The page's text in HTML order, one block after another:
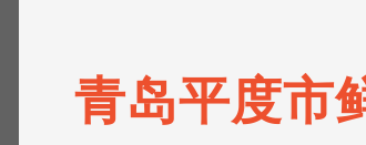
青岛平度市